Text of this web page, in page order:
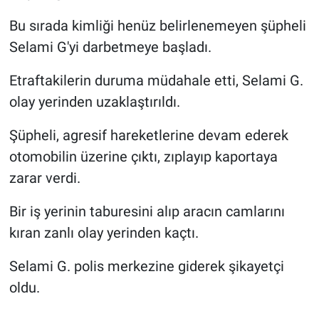
Bu sırada kimliği henüz belirlenemeyen şüpheli
Selami G'yi darbetmeye başladı.
Etraftakilerin duruma müdahale etti, Selami G.
olay yerinden uzaklaştırıldı.
Şüpheli, agresif hareketlerine devam ederek
otomobilin üzerine çıktı, zıplayıp kaportaya
zarar verdi.
Bir iş yerinin taburesini alıp aracın camlarını
kıran zanlı olay yerinden kaçtı.
Selami G. polis merkezine giderek şikayetçi
oldu.